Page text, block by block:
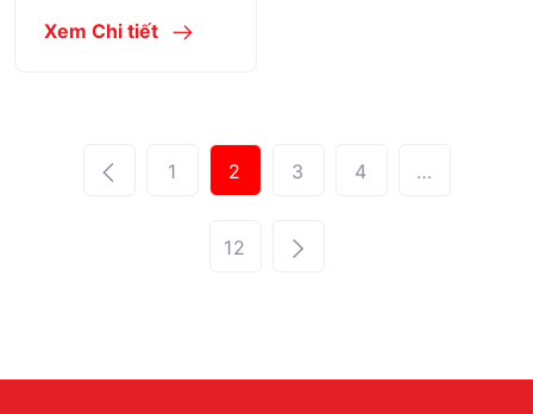
Xem Chi tiết
1 2 3 4 …
12